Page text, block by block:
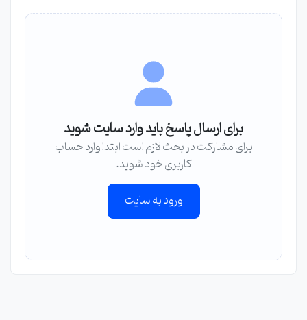
برای ارسال پاسخ باید وارد سایت شوید
برای مشارکت در بحث لازم است ابتدا وارد حساب
کاربری خود شوید.
ورود به سایت